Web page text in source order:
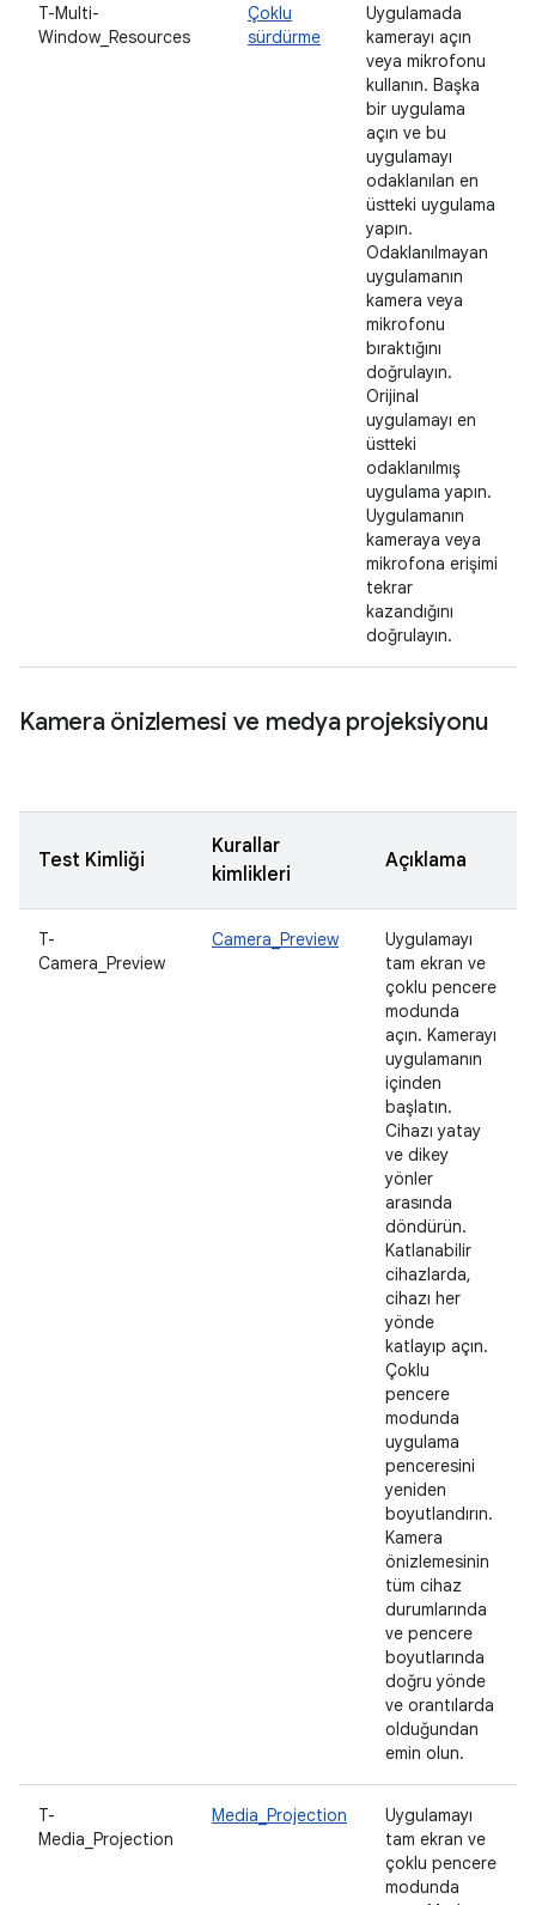
T-Multi-
Window_Resources
Çoklu
sürdürme
Uygulamada
kamerayı açın
veya mikrofonu
kullanın. Başka
bir uygulama
açın ve bu
uygulamayı
odaklanılan en
üstteki uygulama
yapın.
Odaklanılmayan
uygulamanın
kamera veya
mikrofonu
bıraktığını
doğrulayın.
Orijinal
uygulamayı en
üstteki
odaklanılmış
uygulama yapın.
Uygulamanın
kameraya veya
mikrofona erişimi
tekrar
kazandığını
doğrulayın.
Kamera önizlemesi ve medya projeksiyonu
Test Kimliği
Kurallar
kimlikleri
Açıklama
T-
Camera_Preview
Camera_Preview
Uygulamayı
tam ekran ve
çoklu pencere
modunda
açın. Kamerayı
uygulamanın
içinden
başlatın.
Cihazı yatay
ve dikey
yönler
arasında
döndürün.
Katlanabilir
cihazlarda,
cihazı her
yönde
katlayıp açın.
Çoklu
pencere
modunda
uygulama
penceresini
yeniden
boyutlandırın.
Kamera
önizlemesinin
tüm cihaz
durumlarında
ve pencere
boyutlarında
doğru yönde
ve orantılarda
olduğundan
emin olun.
T-
Media_Projection
Media_Projection
Uygulamayı
tam ekran ve
çoklu pencere
modunda